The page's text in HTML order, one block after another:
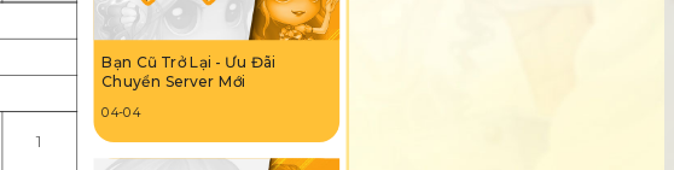
1
Bạn Cũ Trở Lại - Ưu Đãi
Chuyển Server Mới
04-04